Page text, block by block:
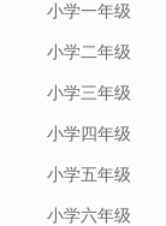
小学一年级
小学二年级
小学三年级
小学四年级
小学五年级
小学六年级